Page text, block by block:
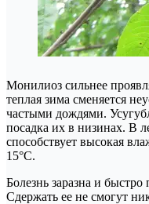
Монилиоз сильнее
теплая зима сменяется
частыми дождями.
посадка их в низинах. В
способствует высокая
15°C.
Болезнь заразна и быстро
Сдержать ее не смогут